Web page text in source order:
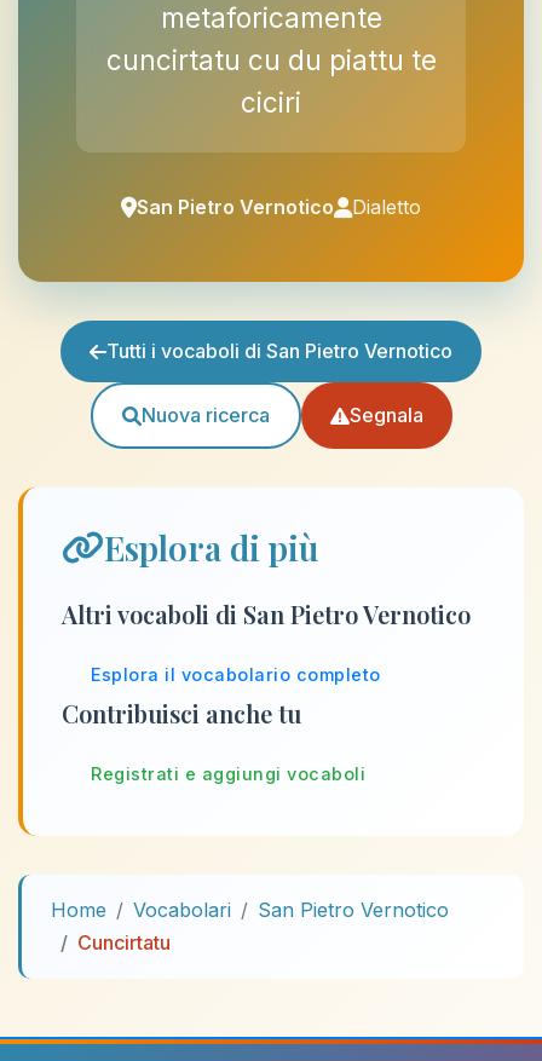
metaforicamente
cuncirtatu cu du piattu te
ciciri
San Pietro Vernotico Dialetto
Tutti i vocaboli di San Pietro Vernotico
Nuova ricerca Segnala
Esplora di più
Altri vocaboli di San Pietro Vernotico
Esplora il vocabolario completo
Contribuisci anche tu
Registrati e aggiungi vocaboli
Home Vocabolari
San Pietro Vernotico
Cuncirtatu